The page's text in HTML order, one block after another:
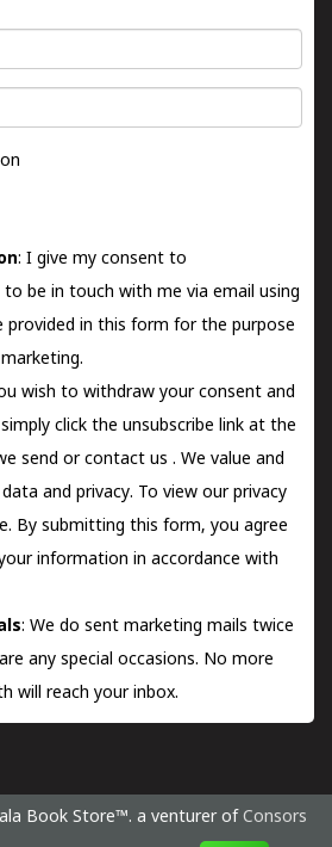
: I give my consent to
be in touch with me via email using
in this form for the purpose
wish to withdraw your consent and
click the unsubscribe link at the
send orcontact us . We value and
and privacy. To view our privacy
By submitting this form, you agree
information in accordance with
: We do sent marketing mails twice
any special occasions. No more
will reach your inbox.
Book Store™. a venturer of Consors